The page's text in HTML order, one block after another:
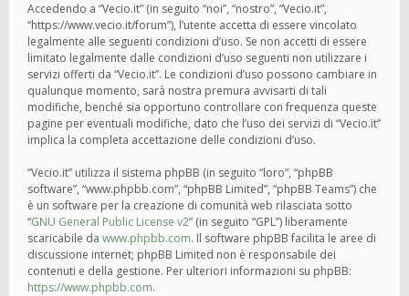
Accedendo a “Vecio.it” (in seguito “noi”, “nostro”, “Vecio.it”,
“https://www.vecio.it/forum”), l’utente accetta di essere vincolato
legalmente alle seguenti condizioni d’uso. Se non accetti di essere
limitato legalmente dalle condizioni d’uso seguenti non utilizzare i
servizi offerti da “Vecio.it”. Le condizioni d’uso possono cambiare in
qualunque momento, sarà nostra premura avvisarti di tali
modifiche, benché sia opportuno controllare con frequenza queste
pagine per eventuali modifiche, dato che l’uso dei servizi di “Vecio.it”
implica la completa accettazione delle condizioni d’uso.
“Vecio.it” utilizza il sistema phpBB (in seguito “loro”, “phpBB
software”, “www.phpbb.com”, “phpBB Limited”, “phpBB Teams”) che
è un software per la creazione di comunità web rilasciata sotto
“GNU General Public License v2” (in seguito “GPL”) liberamente
scaricabile da www.phpbb.com. Il software phpBB facilita le aree di
discussione internet; phpBB Limited non è responsabile dei
contenuti e della gestione. Per ulteriori informazioni su phpBB:
https://www.phpbb.com.